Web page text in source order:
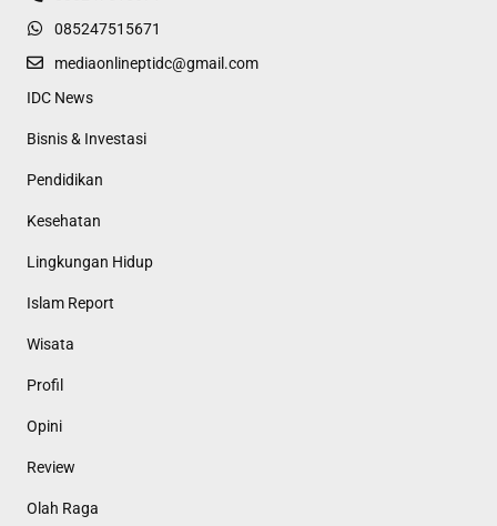
085247515671
mediaonlineptidc@gmail.com
IDC News
Bisnis & Investasi
Pendidikan
Kesehatan
Lingkungan Hidup
Islam Report
Wisata
Profil
Opini
Review
Olah Raga